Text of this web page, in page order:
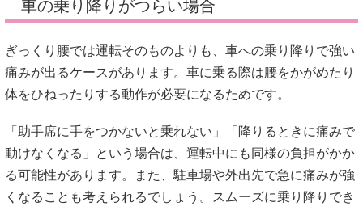
車の乗り降りがつらい場合
ぎっくり腰では運転そのものよりも、車への乗り降りで強い
痛みが出るケースがあります。車に乗る際は腰をかがめたり
体をひねったりする動作が必要になるためです。
「助手席に手をつかないと乗れない」「降りるときに痛みで
動けなくなる」という場合は、運転中にも同様の負担がかか
る可能性があります。また、駐車場や外出先で急に痛みが強
くなることも考えられるでしょう。スムーズに乗り降りでき